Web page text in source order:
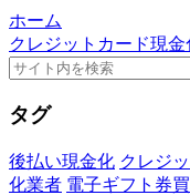
ホーム
クレジットカード現金
タグ
後払い現金化 クレジ
化業者 電子ギフト券